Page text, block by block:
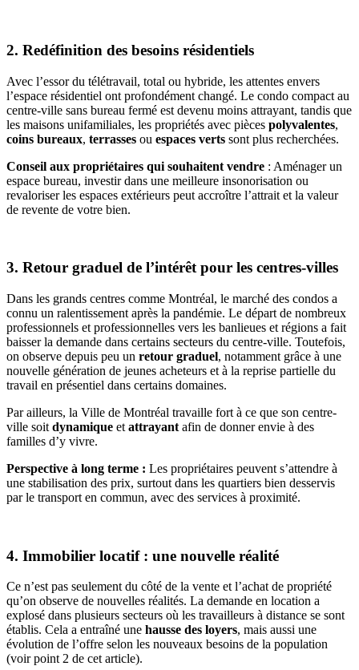
2. Redéfinition des besoins résidentiels
Avec l’essor du télétravail, total ou hybride, les attentes envers
l’espace résidentiel ont profondément changé. Le condo compact au
centre-ville sans bureau fermé est devenu moins attrayant, tandis que
les maisons unifamiliales, les propriétés avec pièces polyvalentes,
coins bureaux, terrasses ou espaces verts sont plus recherchées.
Conseil aux propriétaires qui souhaitent vendre : Aménager un
espace bureau, investir dans une meilleure insonorisation ou
revaloriser les espaces extérieurs peut accroître l’attrait et la valeur
de revente de votre bien.
3. Retour graduel de l’intérêt pour les centres-villes
Dans les grands centres comme Montréal, le marché des condos a
connu un ralentissement après la pandémie. Le départ de nombreux
professionnels et professionnelles vers les banlieues et régions a fait
baisser la demande dans certains secteurs du centre-ville. Toutefois,
on observe depuis peu un retour graduel, notamment grâce à une
nouvelle génération de jeunes acheteurs et à la reprise partielle du
travail en présentiel dans certains domaines.
Par ailleurs, la Ville de Montréal travaille fort à ce que son centre-
ville soit dynamique et attrayant afin de donner envie à des
familles d’y vivre.
Perspective à long terme : Les propriétaires peuvent s’attendre à
une stabilisation des prix, surtout dans les quartiers bien desservis
par le transport en commun, avec des services à proximité.
4. Immobilier locatif : une nouvelle réalité
Ce n’est pas seulement du côté de la vente et l’achat de propriété
qu’on observe de nouvelles réalités. La demande en location a
explosé dans plusieurs secteurs où les travailleurs à distance se sont
établis. Cela a entraîné une hausse des loyers, mais aussi une
évolution de l’offre selon les nouveaux besoins de la population
(voir point 2 de cet article).